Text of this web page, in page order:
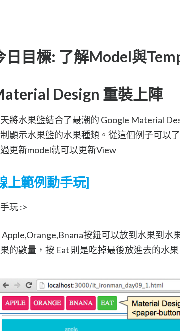
日目標: 了解Model與
Design 重裝上陣
將水果籃結合了最潮的 Google Material
顯示水果籃的水果種類。從這個例子可以
更新model就可以更新View
上範例動手玩]
玩 :>
Apple,Orange,Bnana按鈕可以放到水果到
的數量，按 Eat 則是吃掉最後放進去的水果